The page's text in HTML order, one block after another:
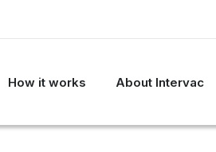
How it works About Intervac